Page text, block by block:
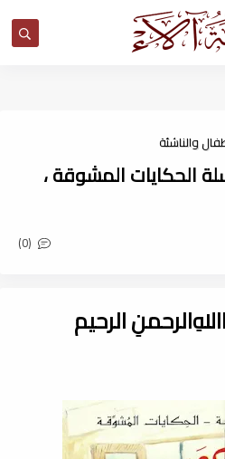
والناشئة
الحكايات المشوقة ،
(0)
اﷲِالرحمنِ الرحيم